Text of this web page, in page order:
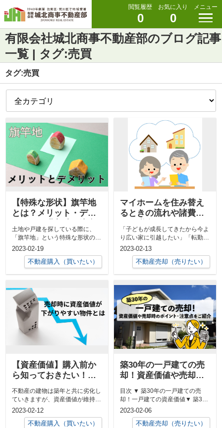
閲覧履歴
0
お気に入り
0
メニュー
有限会社城北商事不動産部のブログ記事
一覧 | タグ:売買
タグ:売買
【特殊な形状】旗竿地
とは？メリット・デメ
点【用語解説】
土地や戸建を探している際に、
「旗竿地」という特殊な形状の土
地を目にすることもあるかと思い
ます。特に都...
2023-02-19
不動産購入（買いたい）
マイホームを住み替え
るときの流れや諸費
「子どもが成長してきたから今よ
り広い家に引越したい」「転勤す
ることになり新たな家に引越さな
いといけな...
2023-02-13
不動産売却（売りたい）
【資産価値】購入前か
ら知っておきたい！売
却時に価格が下がりや
すい不動産の特徴と
は？
不動産の建物は築年と共に劣化し
ていきますが、資産価値が維持し
やすい物件と資産価値が下がりや
すい物件が...
2023-02-12
不動産購入（買いたい）
築30年の一戸建ての売
却！資産価値や売却時
のポイント・注意点を
ご紹介
目次 ▼ 築30年の一戸建ての売
却！一戸建ての資産価値▼ 築30
年の一戸建ての売却！売却時のポ
2023-02-06
不動産売却（売りたい）